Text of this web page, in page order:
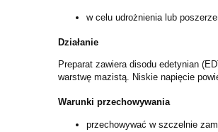
w celu udrożnienia lub
Działanie
Preparat zawiera disodu edetynian
warstwę mazistą. Niskie napięcie
Warunki przechowywania
przechowywać w szczelnie